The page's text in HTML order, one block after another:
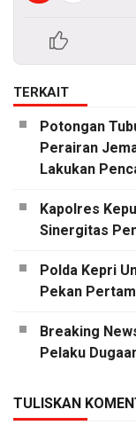
TERKAIT
Potongan
Perairan
Lakukan
Kapolres
Sinergitas
Polda Kepri
Pekan
Breaking
Pelaku
TULISKAN